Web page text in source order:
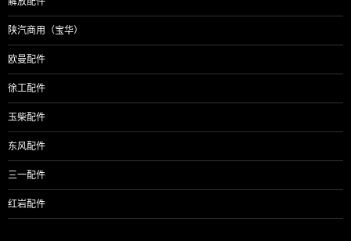
陕汽商用（宝华）
欧曼配件
徐工配件
玉柴配件
东风配件
三一配件
红岩配件